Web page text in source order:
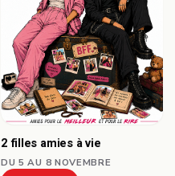
2 filles amies à vie
DU 5 AU 8 NOVEMBRE